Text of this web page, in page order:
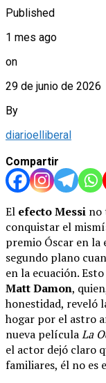
Published
1 mes ago
on
29 de junio de 2026
By
diarioelliberal
Compartir
El efecto Messi no
conquistar el
premio Óscar en la
segundo plano
en la ecuación.
Matt Damon,
honestidad, reveló
hogar por el astro
nueva películaLa
el actor dejó claro
familiares, él no es